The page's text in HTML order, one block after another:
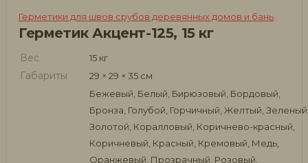
Герметики для швов срубов деревянных домов и бань
Герметик Акцент-125, 15 кг
Вес 15 кг
Габариты 29 × 29 × 35 см
Бежевый, Белый, Бирюзовый, Бордовый,
Бронза, Голубой, Горчичный, Желтый,
Золотой, Коралловый, Коричнево-красный,
Коричневый, Красный, Кремовый, Медь,
Оранжевый, Прозрачный, Розовый,